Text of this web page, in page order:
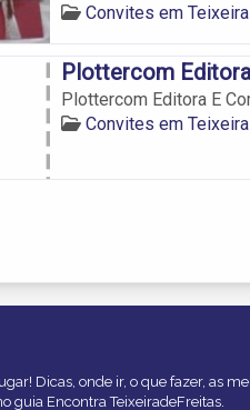
Convites em
Plottercom
Plottercom Editora E
Convites em
Dicas, onde ir, o que fazer, as
guia Encontra TeixeiradeFreitas.